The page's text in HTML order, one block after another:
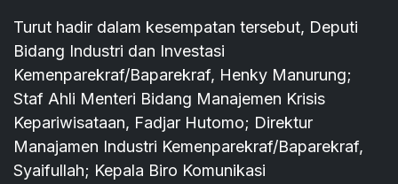
Turut hadir dalam kesempatan tersebut, Deputi
Bidang Industri dan Investasi
Kemenparekraf/Baparekraf, Henky Manurung;
Staf Ahli Menteri Bidang Manajemen Krisis
Kepariwisataan, Fadjar Hutomo; Direktur
Manajamen Industri Kemenparekraf/Baparekraf,
Syaifullah; Kepala Biro Komunikasi